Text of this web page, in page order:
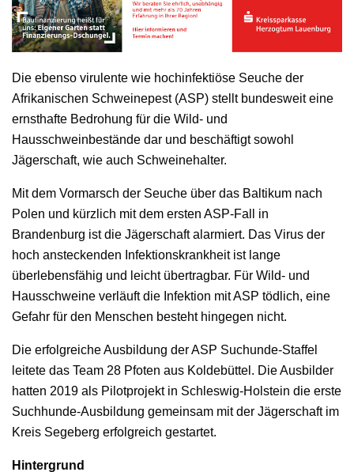
Die ebenso virulente wie hochinfektiöse Seuche der
Afrikanischen Schweinepest (ASP) stellt bundesweit eine
ernsthafte Bedrohung für die Wild- und
Hausschweinbestände dar und beschäftigt sowohl
Jägerschaft, wie auch Schweinehalter.
Mit dem Vormarsch der Seuche über das Baltikum nach
Polen und kürzlich mit dem ersten ASP-Fall in
Brandenburg ist die Jägerschaft alarmiert. Das Virus der
hoch ansteckenden Infektionskrankheit ist lange
überlebensfähig und leicht übertragbar. Für Wild- und
Hausschweine verläuft die Infektion mit ASP tödlich, eine
Gefahr für den Menschen besteht hingegen nicht.
Die erfolgreiche Ausbildung der ASP Suchunde-Staffel
leitete das Team 28 Pfoten aus Koldebüttel. Die Ausbilder
hatten 2019 als Pilotprojekt in Schleswig-Holstein die erste
Suchhunde-Ausbildung gemeinsam mit der Jägerschaft im
Kreis Segeberg erfolgreich gestartet.
Hintergrund